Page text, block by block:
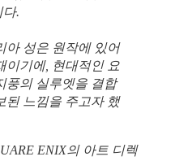
다.
아 성은 원작에 있어
이기에, 현대적인 요
풍의 실루엣을 결합
된 느낌을 주고자 했
ENIX의 아트 디렉